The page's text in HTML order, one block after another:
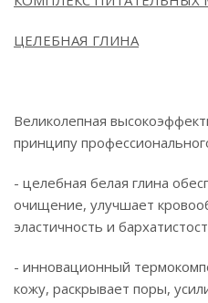
ЦЕЛЕБНАЯ ГЛИНА
Великолепная
принципу
- целебная белая глина
очищение, улучшает
эластичность и
- инновационный
кожу, раскрывает поры,